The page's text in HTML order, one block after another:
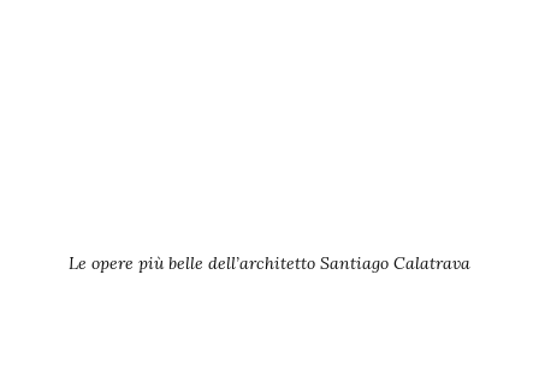
Le opere più belle dell’architetto Santiago Calatrava